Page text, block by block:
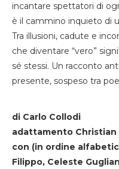
incantare spettatori di
è il cammino inquieto di
Tra illusioni, cadute e
che diventare “vero”
sé stessi. Un racconto
presente, sospeso tra
di Carlo Collodi
adattamento Christian
con (in ordine
Filippo, Celeste